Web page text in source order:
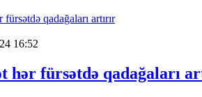
16:52
hər fürsətdə qadağaları